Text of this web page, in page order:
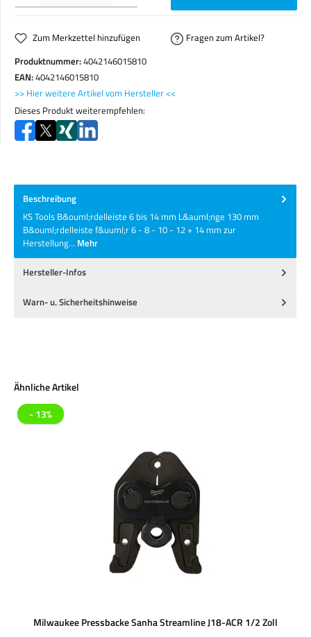
Zum Merkzettel hinzufügen
Fragen zum Artikel?
Produktnummer:4042146015810
EAN:4042146015810
>> Hier weitere Artikel vom Hersteller <<
Dieses Produkt weiterempfehlen:
Beschreibung
KS Tools B&ouml;rdelleiste 6 bis 14 mm L&auml;nge 130 mm
B&ouml;rdelleiste f&uuml;r 6 - 8 - 10 - 12 + 14 mm zur
Herstellung… Mehr
Hersteller-Infos
Warn- u. Sicherheitshinweise
Produktgalerie überspringen
Ähnliche Artikel
- 13%
Milwaukee Pressbacke Sanha Streamline J18-ACR 1/2 Zoll